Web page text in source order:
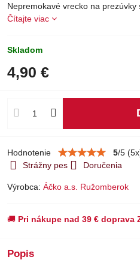
Nepremokavé vrecko na prezúvky
Čítajte viac
Skladom
4,90 €
Hodnotenie 5/5 (5
Strážny pes
Doručenia
Výrobca: Áčko a.s. Ružomberok
🚚 Pri nákupe nad 39 € doprava
Popis